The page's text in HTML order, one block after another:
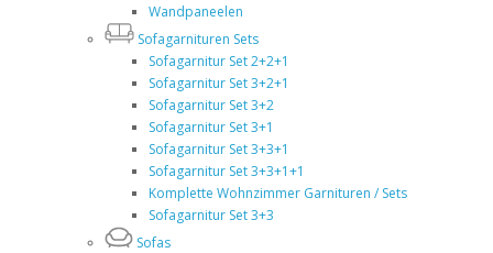
Wandpaneelen
Sofagarnituren Sets
Sofagarnitur Set 2+2+1
Sofagarnitur Set 3+2+1
Sofagarnitur Set 3+2
Sofagarnitur Set 3+1
Sofagarnitur Set 3+3+1
Sofagarnitur Set 3+3+1+1
Komplette Wohnzimmer Garnituren / Sets
Sofagarnitur Set 3+3
Sofas